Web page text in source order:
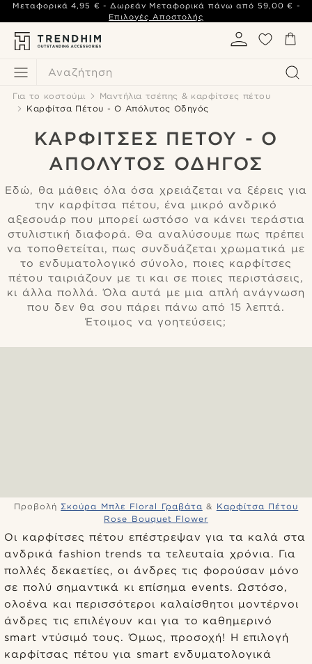
Αναζήτηση
Μεταφορικά 4,95 € - Δωρεάν Μεταφορικά πάνω από 59,00 € -
Επιλογές Αποστολής
Για το κοστούμι
Μαντήλια τσέπης & καρφίτσες πέτου
Καρφίτσα Πέτου - Ο Απόλυτος Οδηγός
ΚΑΡΦΊΤΣΕΣ ΠΈΤΟΥ - Ο
ΑΠΌΛΥΤΟΣ ΟΔΗΓΌΣ
Εδώ, θα μάθεις όλα όσα χρειάζεται να ξέρεις για
την καρφίτσα πέτου, ένα μικρό ανδρικό
αξεσουάρ που μπορεί ωστόσο να κάνει τεράστια
στυλιστική διαφορά. Θα αναλύσουμε πως πρέπει
να τοποθετείται, πως συνδυάζεται χρωματικά με
το ενδυματολογικό σύνολο, ποιες καρφίτσες
πέτου ταιριάζουν με τι και σε ποιες περιστάσεις,
κι άλλα πολλά. Όλα αυτά με μια απλή ανάγνωση
που δεν θα σου πάρει πάνω από 15 λεπτά.
Έτοιμος να γοητεύσεις;
Προβολή Σκούρα Μπλε Floral Γραβάτα& Καρφίτσα Πέτου
Rose Bouquet Flower
Οι καρφίτσες πέτου επέστρεψαν για τα καλά στα
ανδρικά fashion trends τα τελευταία χρόνια. Για
πολλές δεκαετίες, οι άνδρες τις φορούσαν μόνο
σε πολύ σημαντικά κι επίσημα events. Ωστόσο,
ολοένα και περισσότεροι καλαίσθητοι μοντέρνοι
άνδρες τις επιλέγουν και για το καθημερινό
smart ντύσιμό τους. Όμως, προσοχή! Η επιλογή
καρφίτσας πέτου για smart ενδυματολογικά